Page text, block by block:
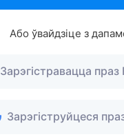
Або ўвайдзіце з
Зарэгістравацца
Зарэгіструйцеся